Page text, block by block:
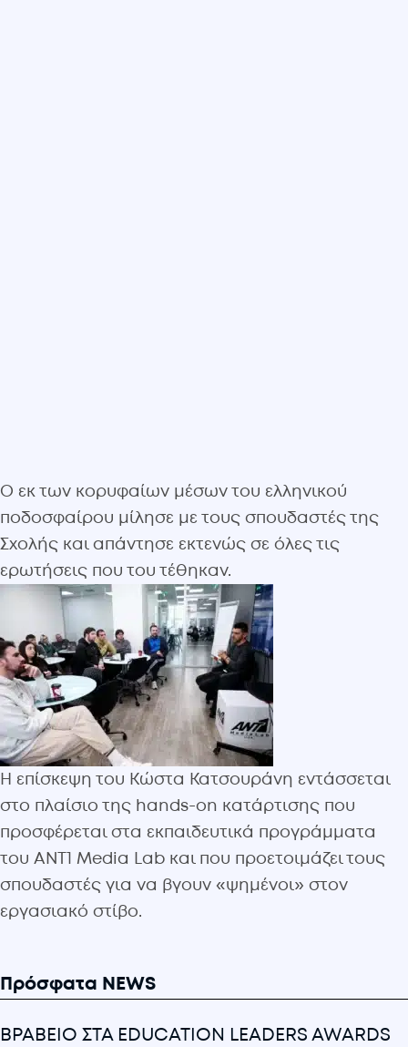
Ο εκ των κορυφαίων μέσων του ελληνικού
ποδοσφαίρου μίλησε με τους σπουδαστές της
Σχολής και απάντησε εκτενώς σε όλες τις
ερωτήσεις που του τέθηκαν.
Η επίσκεψη του Κώστα Κατσουράνη εντάσσεται
στο πλαίσιο της hands-on κατάρτισης που
προσφέρεται στα εκπαιδευτικά προγράμματα
του ANT1 Media Lab και που προετοιμάζει τους
σπουδαστές για να βγουν «ψημένοι» στον
εργασιακό στίβο.
Πρόσφατα NEWS
ΒΡΑΒΕΙΟ ΣΤΑ EDUCATION LEADERS AWARDS